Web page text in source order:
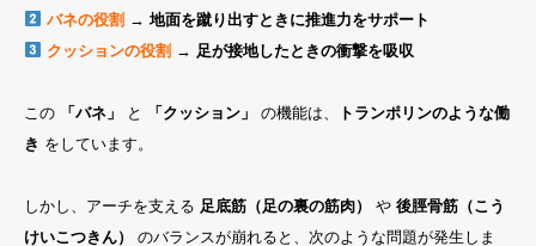
バネの役割 → 地面を蹴り出すときに推進力をサポート
クッションの役割 → 足が接地したときの衝撃を吸収
この 「バネ」 と 「クッション」 の機能は、
トランポリンのような働
き をしています。
しかし、アーチを支える 足底筋（足の裏の筋肉） や 後脛骨筋（こう
けいこつきん）
のバランスが崩れると、次のような問題が発生しま